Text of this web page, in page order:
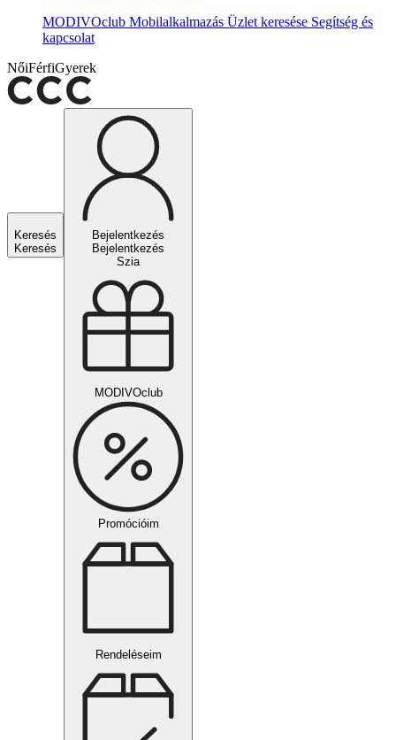
MODIVOclub Mobilalkalmazás Üzlet keresése Segítség és
kapcsolat
NőiFérfiGyerek
Keresés
Keresés
Bejelentkezés
Bejelentkezés
Szia
MODIVOclub
Promócióim
Rendeléseim